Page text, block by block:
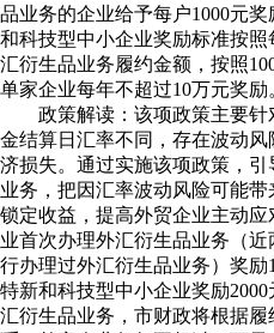
品业务的企业给予每户1000元
和科技型中小企业奖励标准按
汇衍生品业务履约金额，按照
单家企业每年不超过10万元奖励
政策解读：该项政策主要
金结算日汇率不同，存在波动
济损失。通过实施该项政策，
业务，把因汇率波动风险可能带
锁定收益，提高外贸企业主动
业首次办理外汇衍生品业务（
行办理过外汇衍生品业务）奖
特新和科技型中小企业奖励
汇衍生品业务，市财政将根据